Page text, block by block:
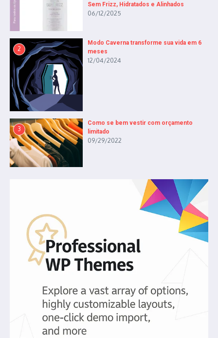
Sem Frizz, Hidratados e Alinhados
06/12/2025
2
Modo Caverna transforme sua vida em 6
meses
12/04/2024
3
Como se bem vestir com orçamento
limitado
09/29/2022